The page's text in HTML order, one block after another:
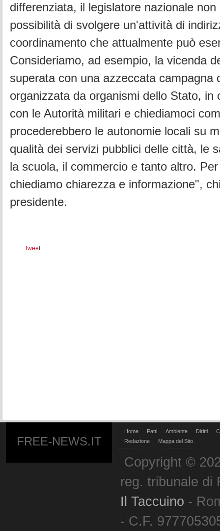
differenziata, il legislatore nazionale
possibilità di svolgere un'attività di
coordinamento che attualmente può
Consideriamo, ad esempio, la vicenda
superata con una azzeccata campagna
organizzata da organismi dello Stato, in
con le Autorità militari e chiediamoci
procederebbero le autonomie locali su
qualità dei servizi pubblici delle città, le
la scuola, il commercio e tanto altro.
chiediamo chiarezza e informazione",
presidente.
Tweet
FREE-NEWS.IT
Home Fatti Ambiente Diritti
Redazione
Mappa del Sito
Copyright ©
reg. tribunale di
Il Taccuino -
- C.F.